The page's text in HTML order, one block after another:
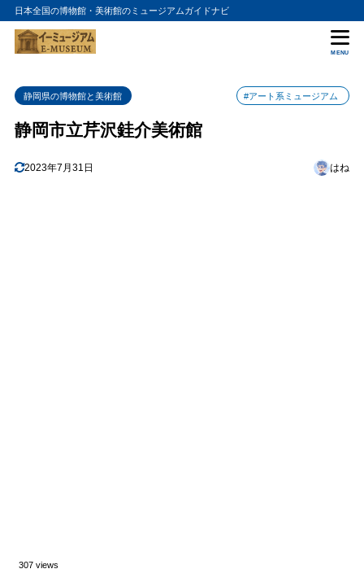
日本全国の博物館・美術館のミュージアムガイドナビ
MENU
静岡県の博物館と美術館 #アート系ミュージアム
静岡市立芹沢銈介美術館
2023年7月31日 はね
307 views
目次
1 静岡市立芹沢銈介美術館の入館料金